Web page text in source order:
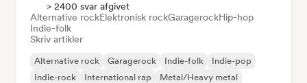
> 2400 svar afgivet
Alternative rockElektronisk rockGaragerockHip-hop
Indie-folk
Skriv artikler
Alternative rock Garagerock Indie-folk
Indie-pop
Indie-rock
International rap
Metal/Heavy metal